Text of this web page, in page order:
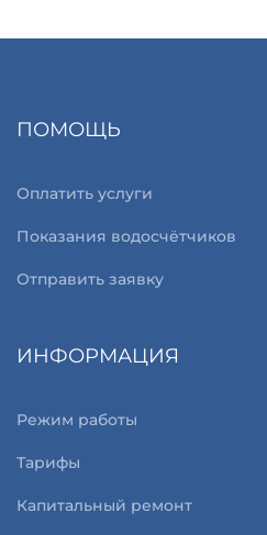
ПОМОЩЬ
Оплатить услуги
Показания водосчётчиков
Отправить заявку
ИНФОРМАЦИЯ
Режим работы
Тарифы
Капитальный ремонт